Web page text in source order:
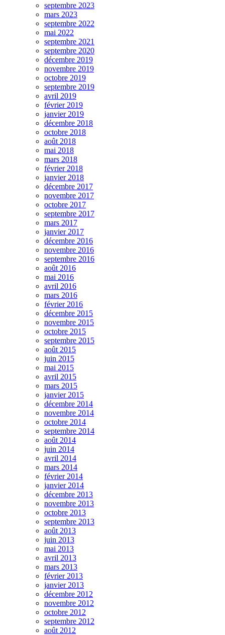
septembre 2023
mars 2023
septembre 2022
mai 2022
septembre 2021
septembre 2020
décembre 2019
novembre 2019
octobre 2019
septembre 2019
avril 2019
février 2019
janvier 2019
décembre 2018
octobre 2018
août 2018
mai 2018
mars 2018
février 2018
janvier 2018
décembre 2017
novembre 2017
octobre 2017
septembre 2017
mars 2017
janvier 2017
décembre 2016
novembre 2016
septembre 2016
août 2016
mai 2016
avril 2016
mars 2016
février 2016
décembre 2015
novembre 2015
octobre 2015
septembre 2015
août 2015
juin 2015
mai 2015
avril 2015
mars 2015
janvier 2015
décembre 2014
novembre 2014
octobre 2014
septembre 2014
août 2014
juin 2014
avril 2014
mars 2014
février 2014
janvier 2014
décembre 2013
novembre 2013
octobre 2013
septembre 2013
août 2013
juin 2013
mai 2013
avril 2013
mars 2013
février 2013
janvier 2013
décembre 2012
novembre 2012
octobre 2012
septembre 2012
août 2012